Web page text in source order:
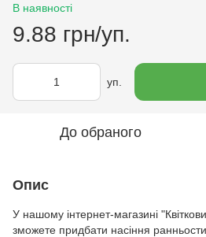
В наявності
9.88 грн/уп.
уп.
До обраного
Опис
У нашому інтернет-магазині
зможете придбати насіння